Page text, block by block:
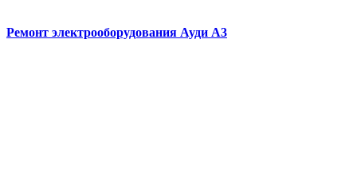
Ремонт электрооборудования Ауди А3